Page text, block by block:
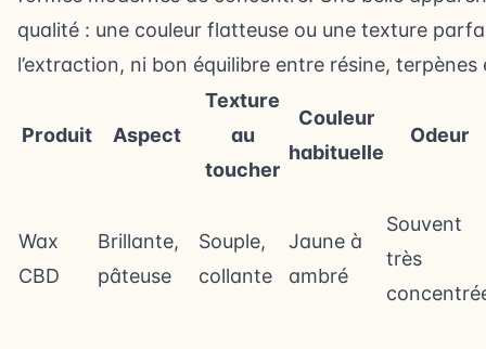
qualité : une couleur flatteuse ou une texture
l’extraction, ni bon équilibre entre résine,
Produit Aspect
Texture
au
toucher
Couleur
habituelle
Odeur
Wax
CBD
Brillante,
pâteuse
Souple,
collante
Jaune à
ambré
Souvent
très